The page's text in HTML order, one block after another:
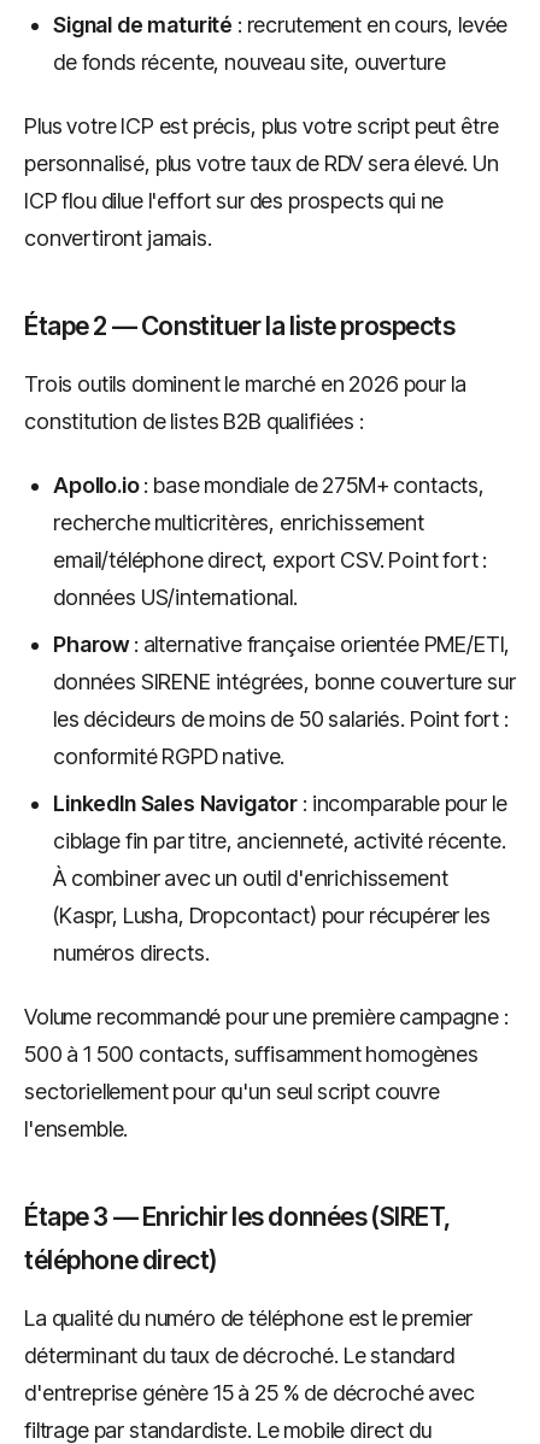
Signal de maturité : recrutement en cours, levée
de fonds récente, nouveau site, ouverture
Plus votre ICP est précis, plus votre script peut être
personnalisé, plus votre taux de RDV sera élevé. Un
ICP flou dilue l'effort sur des prospects qui ne
convertiront jamais.
Étape 2 — Constituer la liste prospects
Trois outils dominent le marché en 2026 pour la
constitution de listes B2B qualifiées :
Apollo.io: base mondiale de 275M+ contacts,
recherche multicritères, enrichissement
email/téléphone direct, export CSV. Point fort :
données US/international.
Pharow: alternative française orientée PME/ETI,
données SIRENE intégrées, bonne couverture sur
les décideurs de moins de 50 salariés. Point fort :
conformité RGPD native.
LinkedIn Sales Navigator : incomparable pour le
ciblage fin par titre, ancienneté, activité récente.
À combiner avec un outil d'enrichissement
(Kaspr, Lusha, Dropcontact) pour récupérer les
numéros directs.
Volume recommandé pour une première campagne :
500 à 1 500 contacts, suffisamment homogènes
sectoriellement pour qu'un seul script couvre
l'ensemble.
Étape 3 — Enrichir les données (SIRET,
téléphone direct)
La qualité du numéro de téléphone est le premier
déterminant du taux de décroché. Le standard
d'entreprise génère 15 à 25 % de décroché avec
filtrage par standardiste. Le mobile direct du